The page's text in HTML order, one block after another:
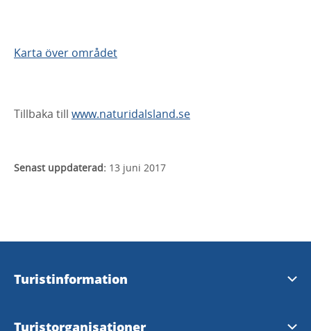
Karta över området
Tillbaka till www.naturidalsland.se
Senast uppdaterad: 13 juni 2017
Turistinformation
Visit Dalsland Center
Turistorganisationer